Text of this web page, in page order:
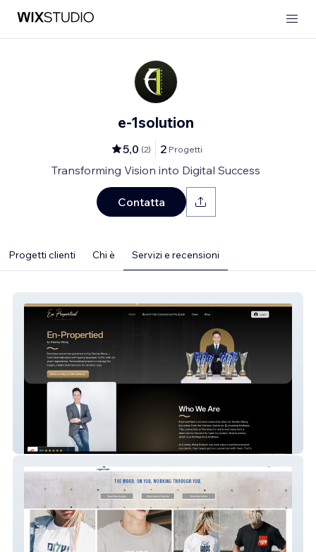
e-1solution
5,0 (2) 2 Progetti
Transforming Vision into Digital Success
Contatta
Progetti clienti Chi è Servizi e recensioni
Stanley Wong Propnex